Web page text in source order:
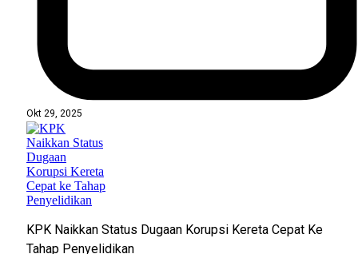
Okt 29, 2025
KPK Naikkan Status Dugaan Korupsi Kereta Cepat Ke
Tahap Penyelidikan